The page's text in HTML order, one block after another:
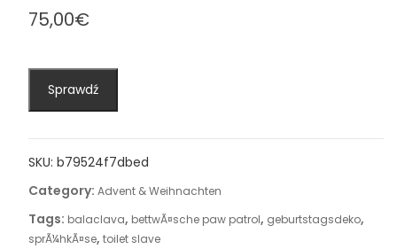
75,00€
Sprawdź
SKU: b79524f7dbed
Category: Advent & Weihnachten
Tags: balaclava, bettwÃ¤sche paw patrol, geburtstagsdeko,
sprÃ¼hkÃ¤se, toilet slave